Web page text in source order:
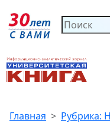
Главная Рубрика: